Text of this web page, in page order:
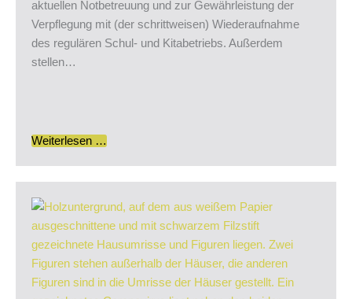
aktuellen Notbetreuung und zur Gewährleistung der
Verpflegung mit (der schrittweisen) Wiederaufnahme
des regulären Schul- und Kitabetriebs. Außerdem
stellen…
Weiterlesen …